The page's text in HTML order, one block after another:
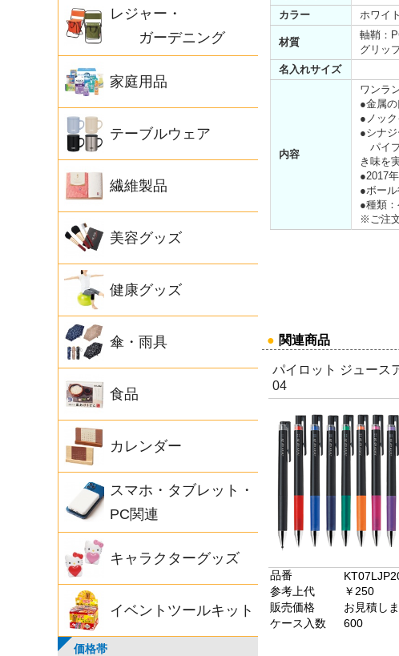
レジャー・
ガーデニング
家庭用品
テーブルウェア
繊維製品
美容グッズ
健康グッズ
傘・雨具
食品
カレンダー
スマホ・タブレット・
PC関連
キャラクターグッズ
イベントツールキット
価格帯
カラー
ホワイ
材質
軸鞘：
グリッ
名入れサイズ
内容
ワンラ
●金属
●ノッ
●シナジ
パイ
き味を
●2017
●ボー
●種類
※ご注
● 関連商品
パイロット ジュース
04
品番
参考上代
￥250
販売価格
お見積し
ケース入数
600